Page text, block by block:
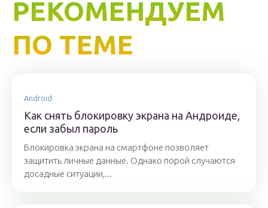
РЕКОМЕНДУЕМ
ПО ТЕМЕ
Android
Как снять блокировку экрана на Андроиде,
если забыл пароль
Блокировка экрана на смартфоне позволяет
защитить личные данные. Однако порой случаются
досадные ситуации,...